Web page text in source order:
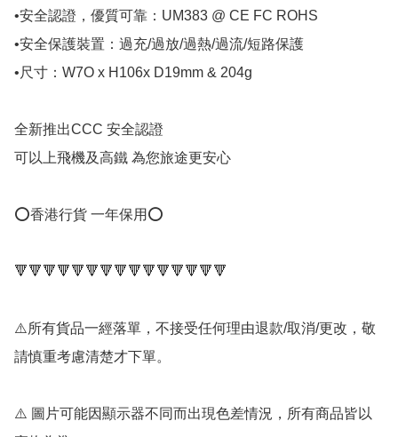
•安全認證，優質可靠：UM383 @ CE FC ROHS
•安全保護裝置：過充/過放/過熱/過流/短路保護
•尺寸：W7O x H106x D19mm & 204g
全新推出CCC 安全認證
可以上飛機及高鐵 為您旅途更安心
⭕️香港行貨 一年保用⭕️
🔻🔻🔻🔻🔻🔻🔻🔻🔻🔻🔻🔻🔻🔻🔻
⚠️所有貨品一經落單，不接受任何理由退款/取消/更改，敬
請慎重考慮清楚才下單。
⚠️ 圖片可能因顯示器不同而出現色差情況，所有商品皆以